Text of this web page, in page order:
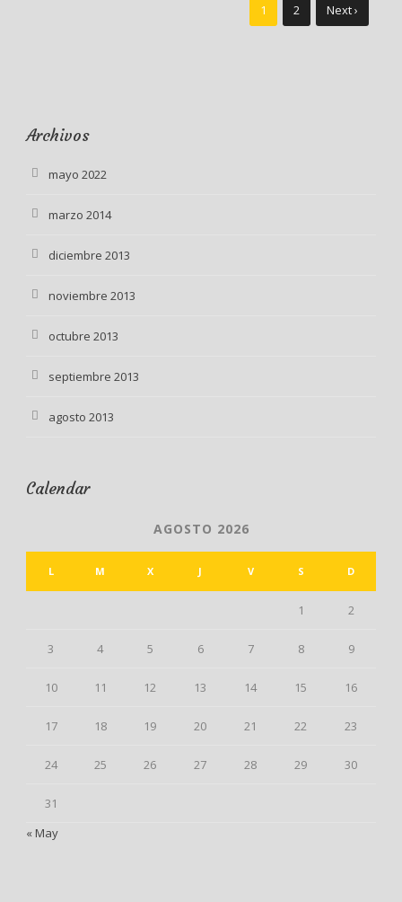
1 2 Next ›
Archivos
mayo 2022
marzo 2014
diciembre 2013
noviembre 2013
octubre 2013
septiembre 2013
agosto 2013
Calendar
AGOSTO 2026
L M X J V S D
1 2
3 4 5 6 7 8 9
10 11 12 13 14 15 16
17 18 19 20 21 22 23
24 25 26 27 28 29 30
31
« May